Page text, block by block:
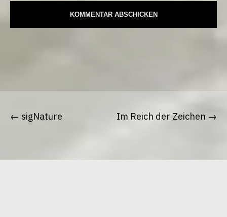
Navigation
sigNature Im Reich der Zeichen